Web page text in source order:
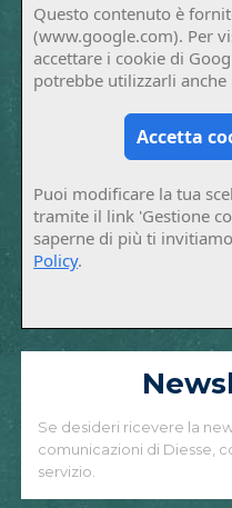
Questo contenuto è
(www.google.com). Per
accettare i cookie di
potrebbe utilizzarli
Accetta
Puoi modificare la tua
tramite il link 'Gestione
saperne di più ti
Policy.
Se desideri ricevere la
comunicazioni di Diesse,
servizio.